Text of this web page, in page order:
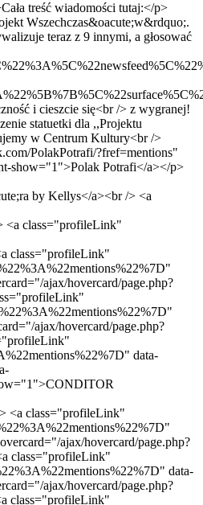
treść wiadomości tutaj:</p>
Wszechczas&oacute;w&rdquo;.
teraz z 9 innymi, a głosować
i cieszcie się<br /> z wygranej!
statuetki dla ,,Projektu
w Centrum Kultury<br />
PolakPotrafi/?fref=mentions"
show="1">Polak Potrafi</a></p>
by Kellys</a><br /> <a
<a class="profileLink"
class="profileLink"
ajax/hovercard/page.php?
ajax/hovercard/page.php?
data-
<a class="profileLink"
ajax/hovercard/page.php?
class="profileLink"
data-
ajax/hovercard/page.php?
class="profileLink"